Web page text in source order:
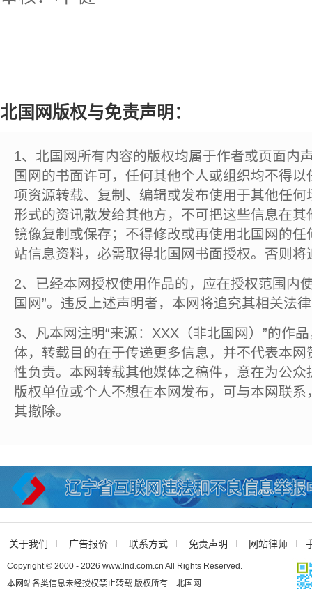
北国网版权与免责声明：
1、北国网所有内容的版权均属于作者或页面内
国网的书面许可，任何其他个人或组织均不得
项资源转载、复制、编辑或发布使用于其他任
形式的资讯散发给其他方，不可把这些信息在
镜像复制或保存；不得修改或再使用北国网的
站信息资料，必需取得北国网书面授权。否则将
2、已经本网授权使用作品的，应在授权范围内
国网”。违反上述声明者，本网将追究其相关法
3、凡本网注明“来源：XXX（非北国网）”的作
体，转载目的在于传递更多信息，并不代表本
性负责。本网转载其他媒体之稿件，意在为公
版权单位或个人不想在本网发布，可与本网联
其撤除。
关于我们 广告报价 联系方式 免责声明 网站律师
Copyright © 2000 - 2026 www.lnd.com.cn All Rights Reserved.
本网站各类信息未经授权禁止转载 版权所有 北国网